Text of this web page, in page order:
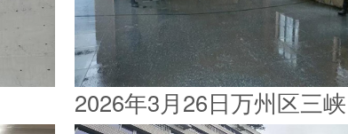
2026年3月26日万州区三峡